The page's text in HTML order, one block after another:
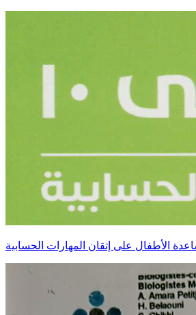
الأطفال على إتقان المهارات الحسابية